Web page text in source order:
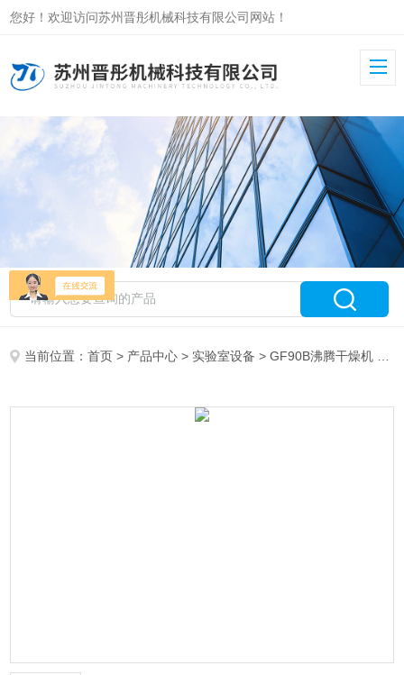
您好！欢迎访问苏州晋彤机械科技有限公司网站！
当前位置：首页 > 产品中心 > 实验室设备 >GF90B沸腾干燥机